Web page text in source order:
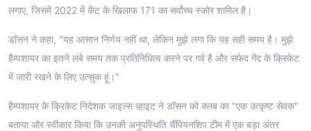
लगाए, जिसमें 2022 में केंट के खिलाफ 171 का सर्वोच्च स्कोर शामिल है।
डॉसन ने कहा, "यह आसान निर्णय नहीं था, लेकिन मुझे लगा कि यह सही समय है। मुझे
हैम्पशायर का इतने लंबे समय तक प्रतिनिधित्व करने पर गर्व है और सफेद गेंद के क्रिकेट
में जारी रखने के लिए उत्सुक हूं।"
हैम्पशायर के क्रिकेट निदेशक जाइल्स व्हाइट ने डॉसन को क्लब का "एक उत्कृष्ट सेवक"
बताया और स्वीकार किया कि उनकी अनुपस्थिति चैंपियनशिप टीम में एक बड़ा अंतर